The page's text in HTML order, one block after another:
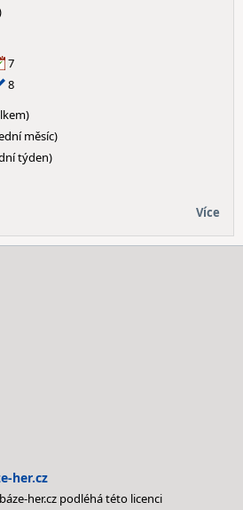
7
8
měsíc)
týden)
Více
her.cz
her.cz podléhá této licenci